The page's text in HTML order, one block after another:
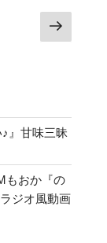
次
の
』甘味三昧
もおか『の
ジオ風動画